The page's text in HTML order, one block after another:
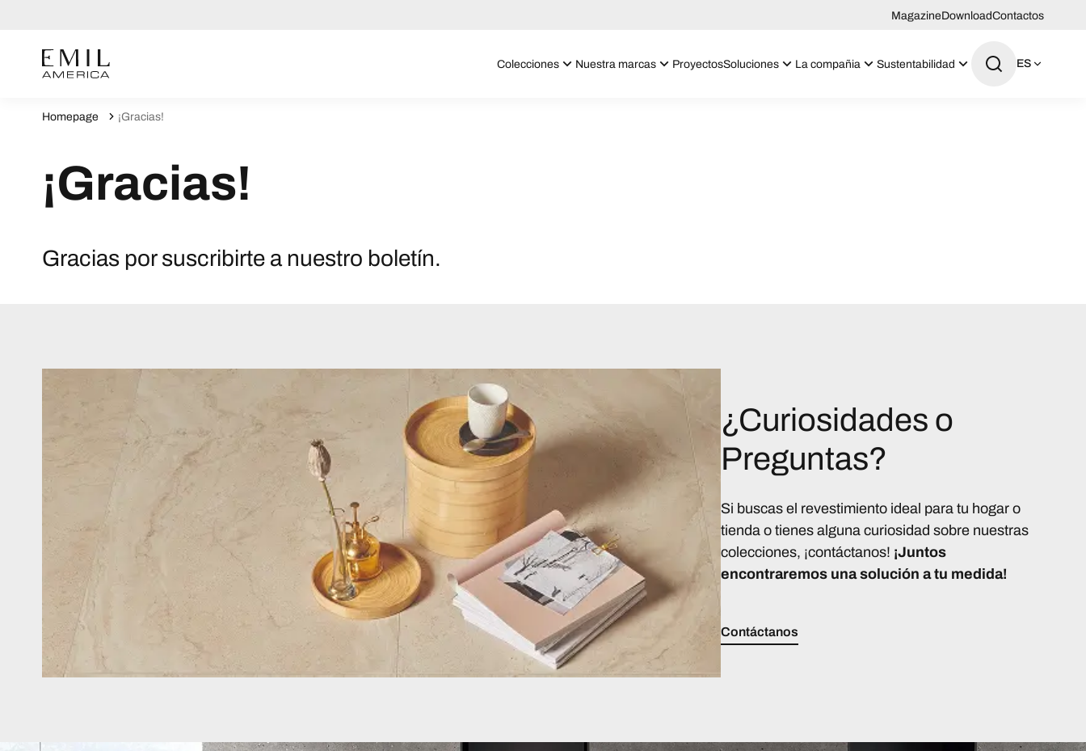
MagazineDownloadContactos
Colecciones Nuestra marcas ProyectosSoluciones La compañia Sustentabilidad ES
Homepage ¡Gracias!
¡Gracias!
Gracias por suscribirte a nuestro boletín.
¿Curiosidades o
Preguntas?
Si buscas el revestimiento ideal para tu hogar o
tienda o tienes alguna curiosidad sobre nuestras
colecciones, ¡contáctanos! ¡Juntos
encontraremos una solución a tu medida!
Contáctanos